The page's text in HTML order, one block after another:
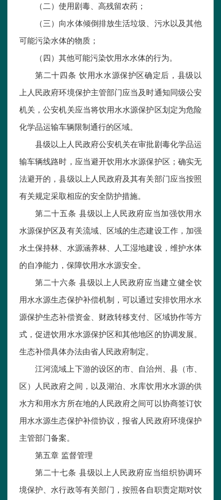
（二）使用剧毒、高残留农药；
（三）向水体倾倒排放生活垃圾、污水以及其他
可能污染水体的物质；
（四）其他可能污染饮用水水体的行为。
第二十四条 饮用水水源保护区确定后，县级以
上人民政府环境保护主管部门应当及时通知同级公安
机关，公安机关应当将饮用水水源保护区划定为危险
化学品运输车辆限制通行的区域。
县级以上人民政府公安机关在审批剧毒化学品运
输车辆线路时，应当避开饮用水水源保护区；确实无
法避开的，县级以上人民政府及其有关部门应当按照
有关规定采取相应的安全防护措施。
第二十五条 县级以上人民政府应当加强饮用水
水源保护区及有关流域、区域的生态建设工作，加强
水土保持林、水源涵养林、人工湿地建设，维护水体
的自净能力，保障饮用水水源安全。
第二十六条 县级以上人民政府应当建立健全饮
用水水源生态保护补偿机制，可以通过安排饮用水水
源保护生态补偿资金、财政转移支付、区域协作等方
式，促进饮用水水源保护区和其他地区的协调发展。
生态补偿具体办法由省人民政府制定。
江河流域上下游的设区的市、自治州、县（市、
区）人民政府之间，以及湖泊、水库饮用水水源的供
水方和用水方所在地的人民政府之间可以协商签订饮
用水水源生态保护补偿协议，报省人民政府环境保护
主管部门备案。
第五章 监督管理
第二十七条 县级以上人民政府应当组织协调环
境保护、水行政等有关部门，按照各自职责定期对饮